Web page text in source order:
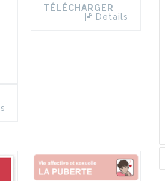
TÉLÉCHARGER
Details